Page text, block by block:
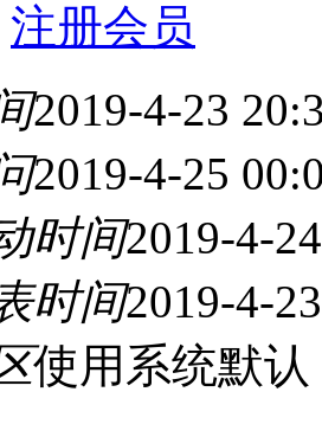
注册会员
2019-4-23
2019-4-25
时间2019-4-
时间2019-4-
使用系统默认